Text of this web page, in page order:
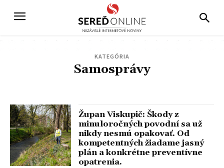
KATEGÓRIA
Samosprávy
Župan Viskupič: Škody z
minuloročných povodní sa už
nikdy nesmú opakovať. Od
kompetentných žiadame jasný
plán a konkrétne preventívne
opatrenia.